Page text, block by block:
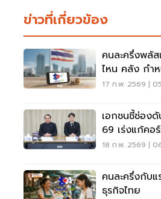
ข่าวที่เกี่ยวข้อง
คนละครึ่งพลั
ไหน คลัง กำ
17 ก.พ. 2569 |
เอกชนชี้ช่อง
69 เร่งแก้คอ
เสถียรภาพ
18 ก.พ. 2569 |
คนละครึ่งกับแ
ธุรกิจไทย